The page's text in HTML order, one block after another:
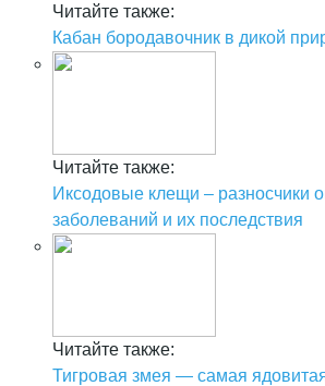
Читайте также:
Кабан бородавочник в дикой
Читайте также:
Иксодовые клещи – разносчики
заболеваний и их последствия
Читайте также:
Тигровая змея — самая